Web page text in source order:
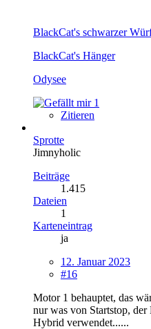
BlackCat's schwarzer
BlackCat's Hänger
Odysee
1
Zitieren
Sprotte
Jimnyholic
Beiträge
1.415
Dateien
1
Karteneintrag
ja
12. Januar 2023
#16
Motor 1 behauptet, das
nur was von Startstop,
Hybrid verwendet......